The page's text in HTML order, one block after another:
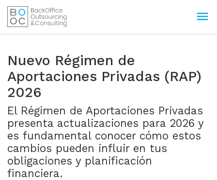
menu
Nuevo Régimen de
Aportaciones Privadas (RAP)
2026
El Régimen de Aportaciones Privadas
presenta actualizaciones para 2026 y
es fundamental conocer cómo estos
cambios pueden influir en tus
obligaciones y planificación
financiera.